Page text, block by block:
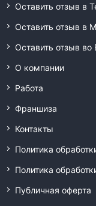
Оставить отзыв в
Оставить отзыв в
Оставить отзыв во
О компании
Работа
Франшиза
Контакты
Политика
Политика
Публичная оферта